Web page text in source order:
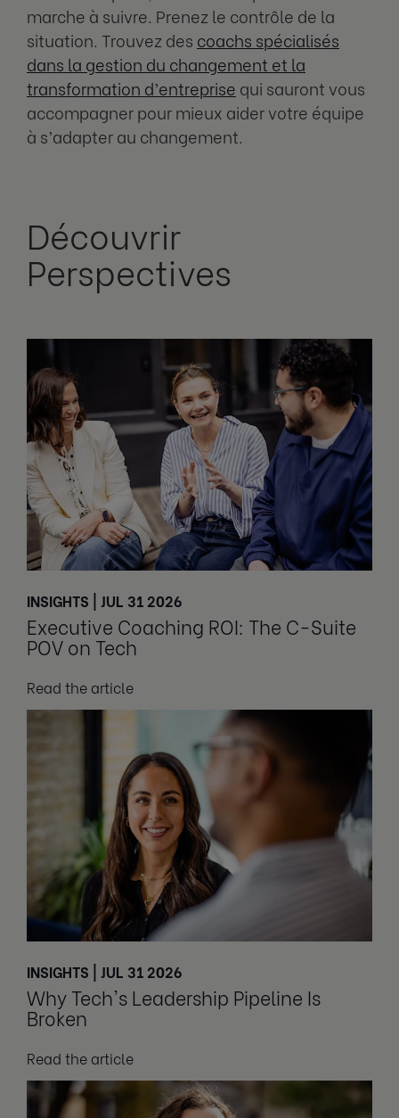
marche à suivre. Prenez le contrôle de la
situation. Trouvez des coachs spécialisés
dans la gestion du changement et la
transformation d’entreprise qui sauront vous
accompagner pour mieux aider votre équipe
à s’adapter au changement.
Découvrir
Perspectives
INSIGHTS | JUL 31 2026
Executive Coaching ROI: The C-Suite
POV on Tech
Read the article
INSIGHTS | JUL 31 2026
Why Tech's Leadership Pipeline Is
Broken
Read the article